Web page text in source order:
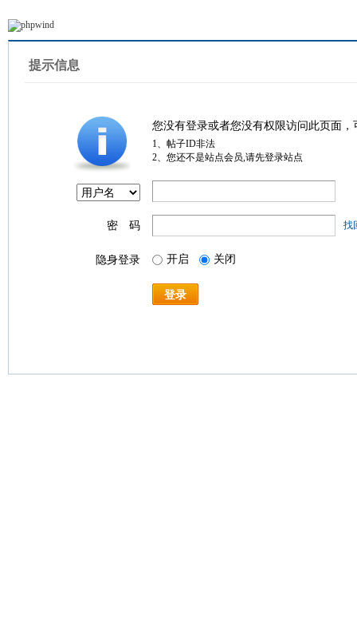
提示信息
您没有登录或者您没有权限访问此页面
1、帖子ID非法
2、您还不是站点会员,请先登录站点
密 码 找
隐身登录 开启 关闭
登录